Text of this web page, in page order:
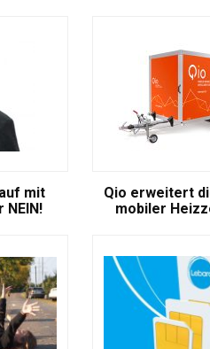
mit
NEIN!
Qio erweitert
mobiler